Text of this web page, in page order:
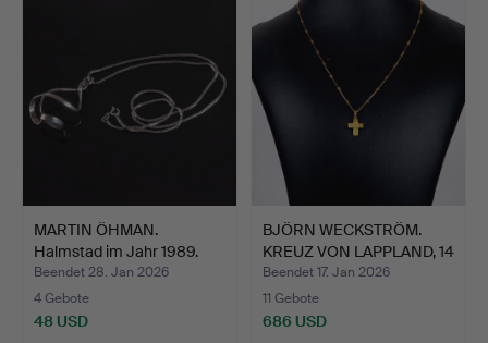
MARTIN ÖHMAN.
Halmstad im Jahr 1989.
Silbe…
Beendet 28. Jan 2026
4 Gebote
48 USD
BJÖRN WECKSTRÖM.
KREUZ VON LAPPLAND, 14
Ka…
Beendet 17. Jan 2026
11 Gebote
686 USD